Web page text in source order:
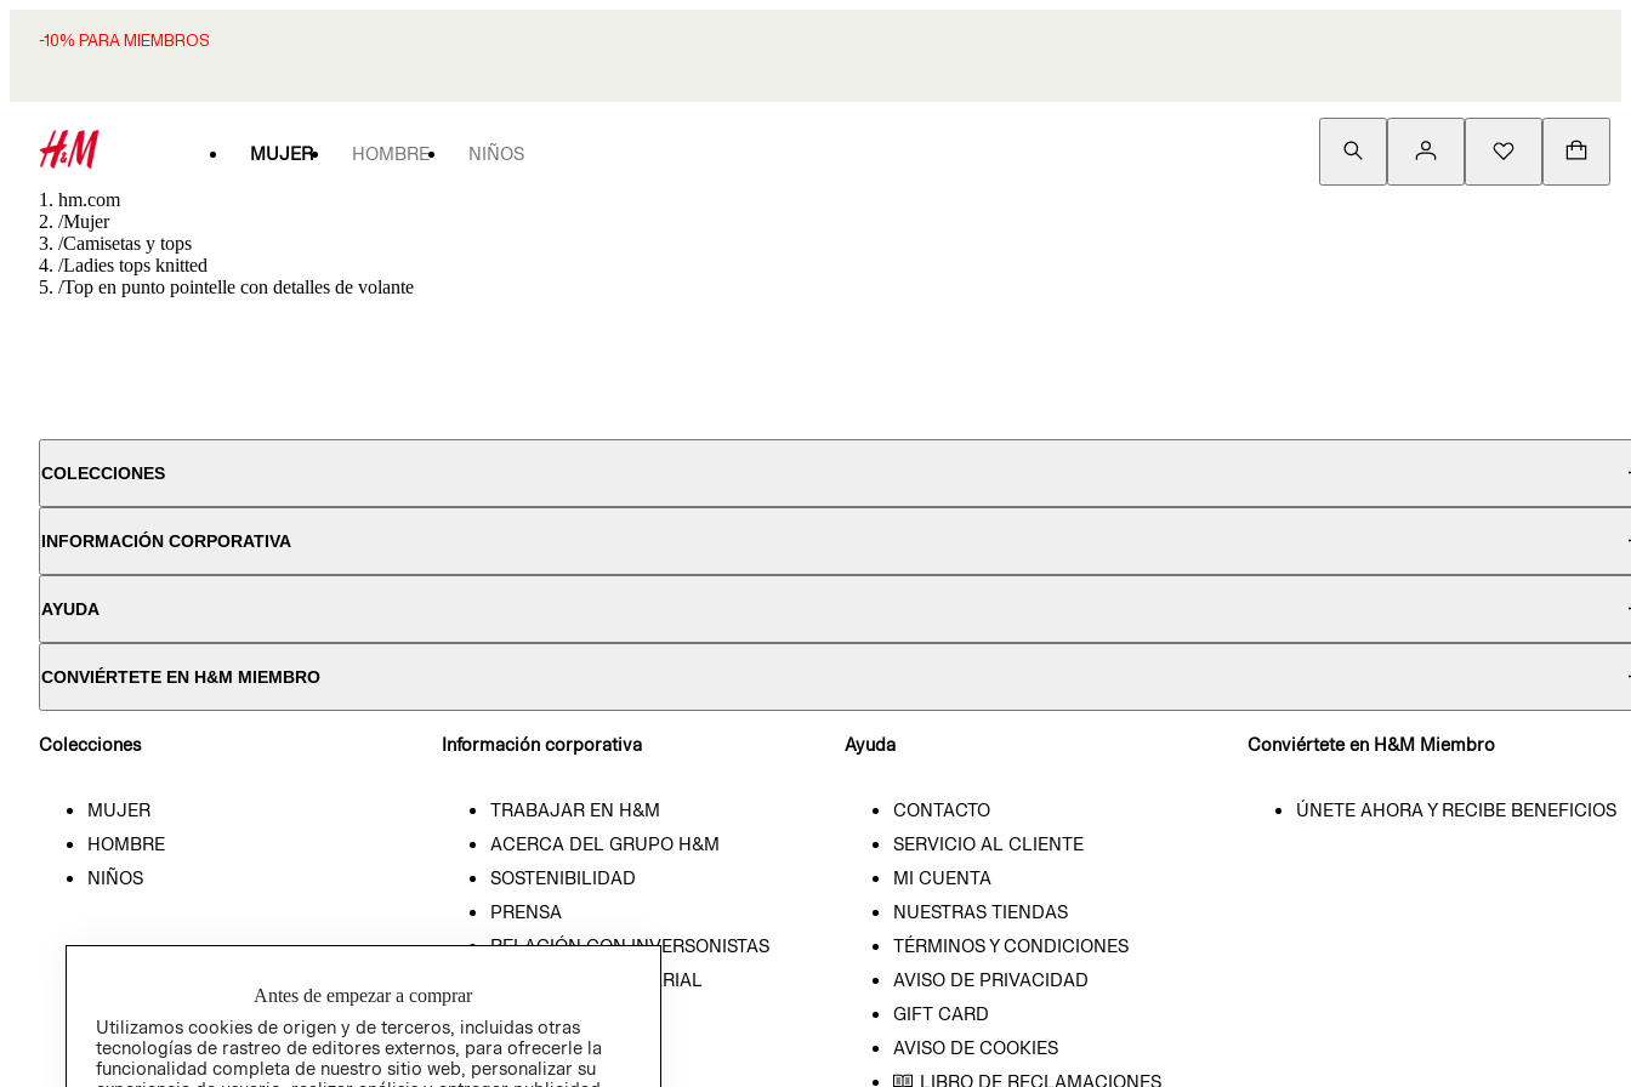
-10% PARA MIEMBROS
MUJER HOMBRE NIÑOS
hm.com
/Mujer
/Camisetas y tops
/Ladies tops knitted
/Top en punto pointelle con detalles de volante
COLECCIONES
INFORMACIÓN CORPORATIVA
AYUDA
CONVIÉRTETE EN H&M MIEMBRO
Colecciones
MUJER
HOMBRE
NIÑOS
Información corporativa
TRABAJAR EN H&M
ACERCA DEL GRUPO H&M
SOSTENIBILIDAD
PRENSA
RELACIÓN CON INVERSONISTAS
POLÍTICA EMPRESARIAL
Ayuda
CONTACTO
SERVICIO AL CLIENTE
MI CUENTA
NUESTRAS TIENDAS
TÉRMINOS Y CONDICIONES
AVISO DE PRIVACIDAD
GIFT CARD
AVISO DE COOKIES
LIBRO DE RECLAMACIONES
Conviértete en H&M Miembro
ÚNETE AHORA Y RECIBE BENEFICIOS
Antes de empezar a comprar
Utilizamos cookies de origen y de terceros, incluidas otras
tecnologías de rastreo de editores externos, para ofrecerle la
funcionalidad completa de nuestro sitio web, personalizar su